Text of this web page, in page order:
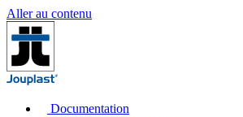
Aller au contenu
Documentation